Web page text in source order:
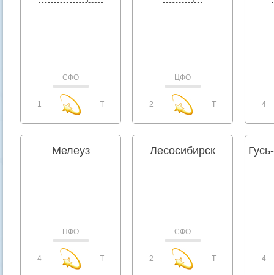
СФО
1 T
ЦФО
2 T 4
Мелеуз
ПФО
4 T
Лесосибирск
СФО
2 T 4